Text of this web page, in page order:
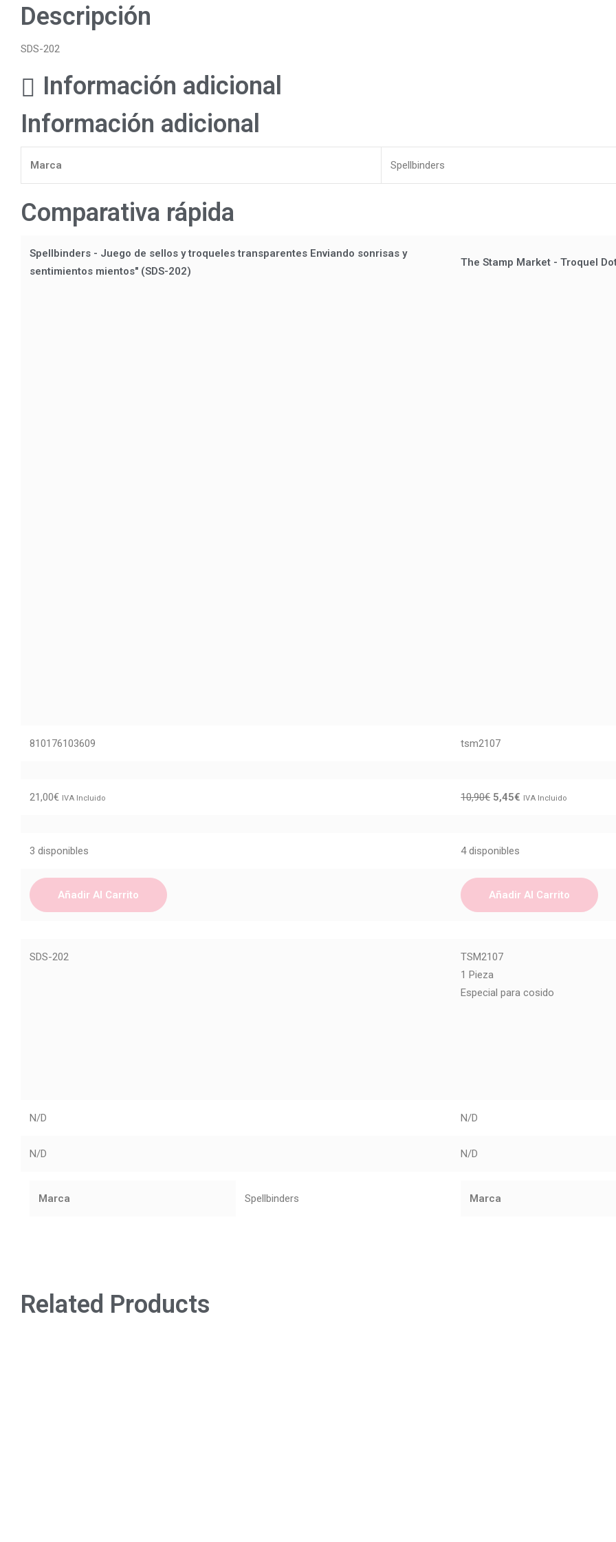
Descripción
SDS-202
Información adicional
Información adicional
Marca Spellbinders
Comparativa rápida
Spellbinders - Juego de sellos y troqueles transparentes Enviando sonrisas y
sentimientos mientos" (SDS-202)
The Stamp Market - Troquel
810176103609 tsm2107
21,00€ IVA Incluido 10,90€ 5,45€ IVA Incluido
3 disponibles 4 disponibles
Añadir Al Carrito Añadir Al Carrito
SDS-202
TSM2107
1 Pieza
Especial para cosido
N/D N/D
N/D N/D
Marca Spellbinders Marca
Related Products